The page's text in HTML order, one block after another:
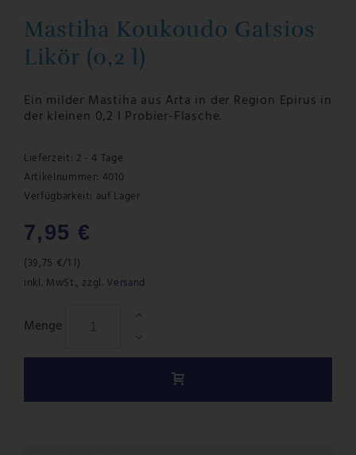
Mastiha Koukoudo Gatsios
Likör (0,2 l)
Ein milder Mastiha aus Arta in der Region Epirus in
der kleinen 0,2 l Probier-Flasche.
Lieferzeit: 2 - 4 Tage
Artikelnummer: 4010
Verfügbarkeit: auf Lager
7,95 €
(39,75 €/1 l)
inkl. MwSt., zzgl. Versand
Menge